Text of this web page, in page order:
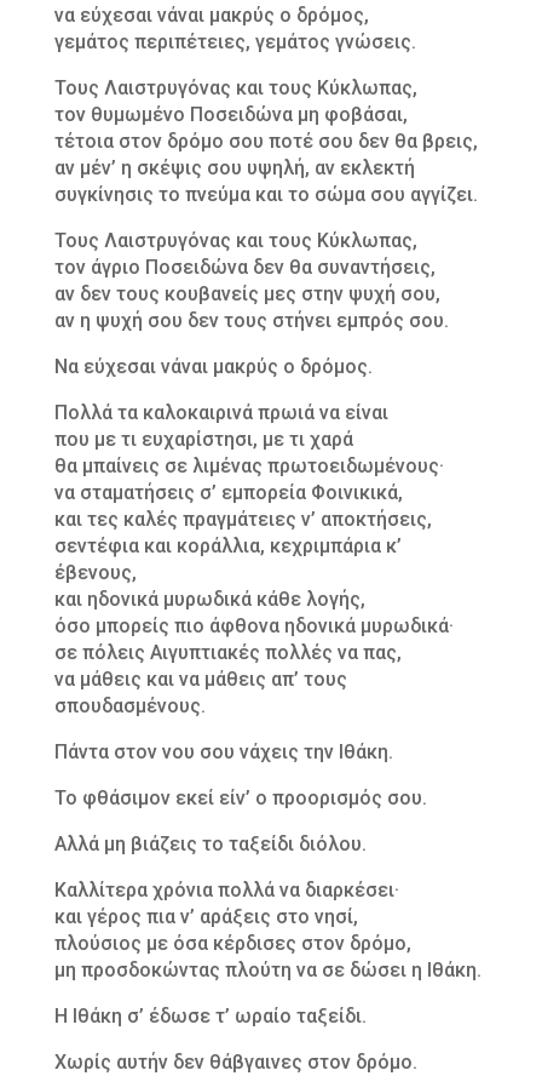
να εύχεσαι νάναι μακρύς ο δρόμος,
γεμάτος περιπέτειες, γεμάτος γνώσεις.
Τους Λαιστρυγόνας και τους Κύκλωπας,
τον θυμωμένο Ποσειδώνα μη φοβάσαι,
τέτοια στον δρόμο σου ποτέ σου δεν θα βρεις,
αν μέν’ η σκέψις σου υψηλή, αν εκλεκτή
συγκίνησις το πνεύμα και το σώμα σου αγγίζει.
Τους Λαιστρυγόνας και τους Κύκλωπας,
τον άγριο Ποσειδώνα δεν θα συναντήσεις,
αν δεν τους κουβανείς μες στην ψυχή σου,
αν η ψυχή σου δεν τους στήνει εμπρός σου.
Να εύχεσαι νάναι μακρύς ο δρόμος.
Πολλά τα καλοκαιρινά πρωιά να είναι
που με τι ευχαρίστησι, με τι χαρά
θα μπαίνεις σε λιμένας πρωτοειδωμένους·
να σταματήσεις σ’ εμπορεία Φοινικικά,
και τες καλές πραγμάτειες ν’ αποκτήσεις,
σεντέφια και κοράλλια, κεχριμπάρια κ’
έβενους,
και ηδονικά μυρωδικά κάθε λογής,
όσο μπορείς πιο άφθονα ηδονικά μυρωδικά·
σε πόλεις Aιγυπτιακές πολλές να πας,
να μάθεις και να μάθεις απ’ τους
σπουδασμένους.
Πάντα στον νου σου νάχεις την Ιθάκη.
Το φθάσιμον εκεί είν’ ο προορισμός σου.
Aλλά μη βιάζεις το ταξείδι διόλου.
Καλλίτερα χρόνια πολλά να διαρκέσει·
και γέρος πια ν’ αράξεις στο νησί,
πλούσιος με όσα κέρδισες στον δρόμο,
μη προσδοκώντας πλούτη να σε δώσει η Ιθάκη.
Η Ιθάκη σ’ έδωσε τ’ ωραίο ταξείδι.
Χωρίς αυτήν δεν θάβγαινες στον δρόμο.